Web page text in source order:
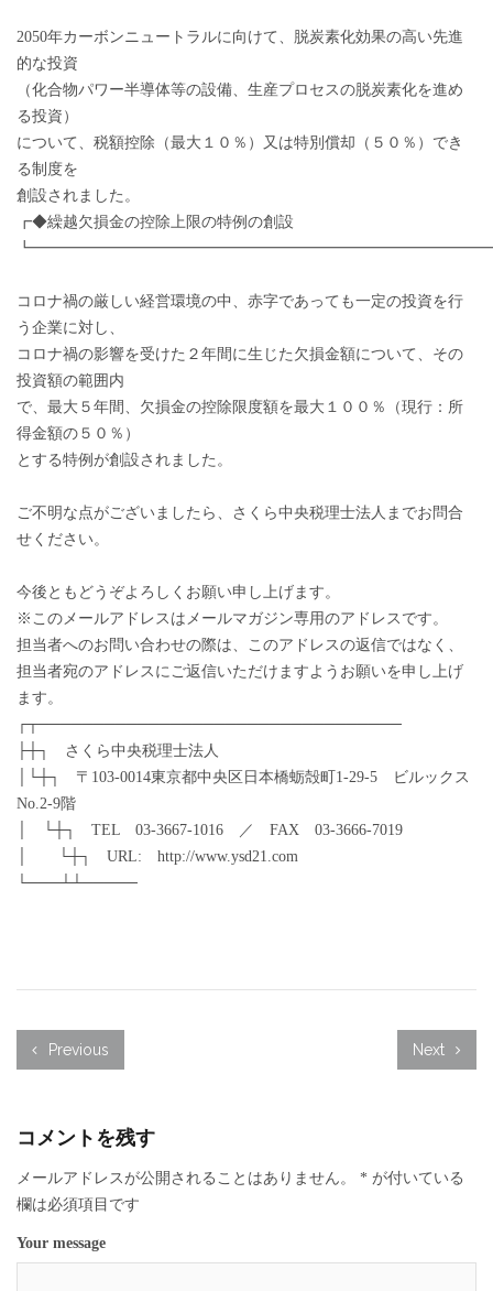
2050年カーボンニュートラルに向けて、脱炭素化効果の高い先進
的な投資
（化合物パワー半導体等の設備、生産プロセスの脱炭素化を進め
る投資）
について、税額控除（最大１０％）又は特別償却（５０％）でき
る制度を
創設されました。
┏◆繰越欠損金の控除上限の特例の創設
コロナ禍の厳しい経営環境の中、赤字であっても一定の投資を行
う企業に対し、
コロナ禍の影響を受けた２年間に生じた欠損金額について、その
投資額の範囲内
で、最大５年間、欠損金の控除限度額を最大１００％（現行：所
得金額の５０％）
とする特例が創設されました。
ご不明な点がございましたら、さくら中央税理士法人までお問合
せください。
今後ともどうぞよろしくお願い申し上げます。
※このメールアドレスはメールマガジン専用のアドレスです。
担当者へのお問い合わせの際は、このアドレスの返信ではなく、
担当者宛のアドレスにご返信いただけますようお願いを申し上げ
ます。
┌┬─────────────────────────────────
├┼┐ さくら中央税理士法人
│└┼┐ 〒103-0014東京都中央区日本橋蛎殻町1-29-5 ビルックス
No.2-9階
│ └┼┐ TEL 03-3667-1016 ／ FAX 03-3666-7019
│ └┼┐ URL: http://www.ysd21.com
└───┴┴─────
Previous Next
コメントを残す
メールアドレスが公開されることはありません。 * が付いている
欄は必須項目です
Your message